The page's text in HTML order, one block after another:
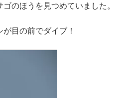
のほうを見つめていました。
目の前でダイブ！